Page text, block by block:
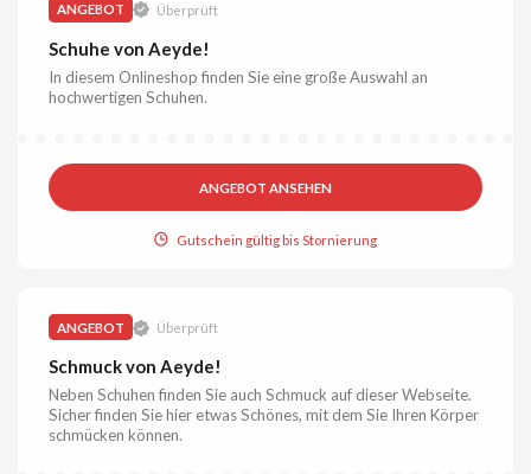
ANGEBOT Überprüft
Schuhe von Aeyde!
In diesem Onlineshop finden Sie eine große Auswahl an
hochwertigen Schuhen.
ANGEBOT ANSEHEN
Gutschein gültig bis Stornierung
ANGEBOT Überprüft
Schmuck von Aeyde!
Neben Schuhen finden Sie auch Schmuck auf dieser Webseite.
Sicher finden Sie hier etwas Schönes, mit dem Sie Ihren Körper
schmücken können.